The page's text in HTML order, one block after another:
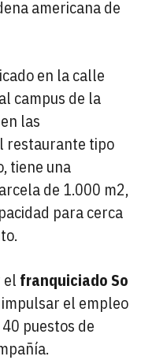
americana de
en la calle
campus de la
las
restaurante tipo
tiene una
de 1.000 m2,
para cerca
el franquiciado So
el empleo
puestos de